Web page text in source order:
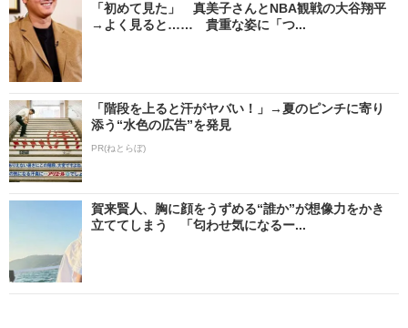
「初めて見た」 真美子さんとNBA観戦の大谷翔平
→よく見ると…… 貴重な姿に「つ...
「階段を上ると汗がヤバい！」→夏のピンチに寄り
添う“水色の広告”を発見
PR(ねとらぼ)
賀来賢人、胸に顔をうずめる“誰か”が想像力をかき
立ててしまう 「匂わせ気になるー...